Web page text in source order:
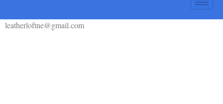
leatherloftne@gmail.com